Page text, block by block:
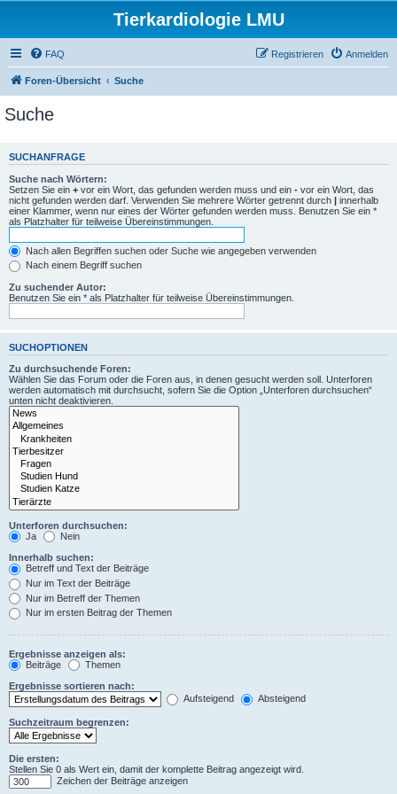
Tierkardiologie LMU
FAQ Anmelden
Registrieren
Foren-Übersicht Suche
Suche
SUCHANFRAGE
Suche nach Wörtern:
Setzen Sie ein + vor ein Wort, das gefunden werden muss und ein - vor ein Wort, das
nicht gefunden werden darf. Verwenden Sie mehrere Wörter getrennt durch | innerhalb
einer Klammer, wenn nur eines der Wörter gefunden werden muss. Benutzen Sie ein *
als Platzhalter für teilweise Übereinstimmungen.
Nach allen Begriffen suchen oder Suche wie angegeben verwenden
Nach einem Begriff suchen
Zu suchender Autor:
Benutzen Sie ein * als Platzhalter für teilweise Übereinstimmungen.
SUCHOPTIONEN
Zu durchsuchende Foren:
Wählen Sie das Forum oder die Foren aus, in denen gesucht werden soll. Unterforen
werden automatisch mit durchsucht, sofern Sie die Option „Unterforen durchsuchen“
unten nicht deaktivieren.
Unterforen durchsuchen:
Ja
Nein
Innerhalb suchen:
Betreff und Text der Beiträge
Nur im Text der Beiträge
Nur im Betreff der Themen
Nur im ersten Beitrag der Themen
Ergebnisse anzeigen als:
Beiträge
Themen
Ergebnisse sortieren nach:
Aufsteigend
Absteigend
Suchzeitraum begrenzen:
Die ersten:
Stellen Sie 0 als Wert ein, damit der komplette Beitrag angezeigt wird.
Zeichen der Beiträge anzeigen